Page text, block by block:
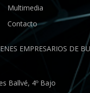
Multimedia
Contacto
EMPRESARIOS DE
Ballvé, 4º Bajo